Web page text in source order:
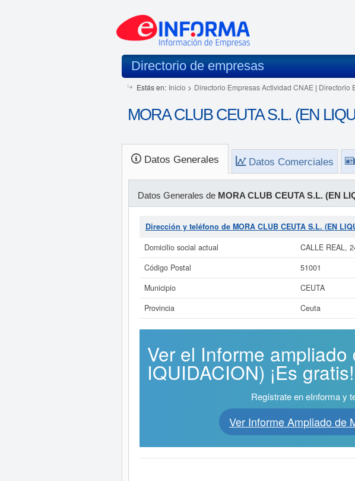
Directorio de empresas
Estás en: Inicio > Directorio Empresas Actividad CNAE | Directorio
MORA CLUB CEUTA S.L. (EN
Datos Generales Datos Comerciales
Datos Generales de MORA CLUB CEUTA S.L. (EN
Dirección y teléfono de MORA CLUB CEUTA S.L. (EN
Domicilio social actual
CALLE REAL,
Código Postal
51001
Municipio
CEUTA
Provincia
Ceuta
Ver el Informe
IQUIDACION) ¡Es gratis!
Regístrate en eInforma y
Ver Informe Ampliado de